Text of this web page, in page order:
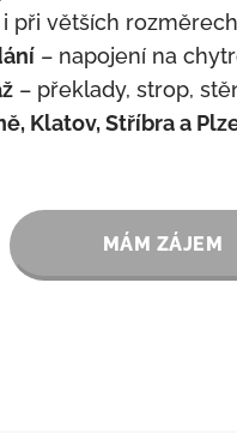
i při větších rozměrech
– napojení na
– překlady, strop,
Klatov, Stříbra a
MÁM ZÁJEM